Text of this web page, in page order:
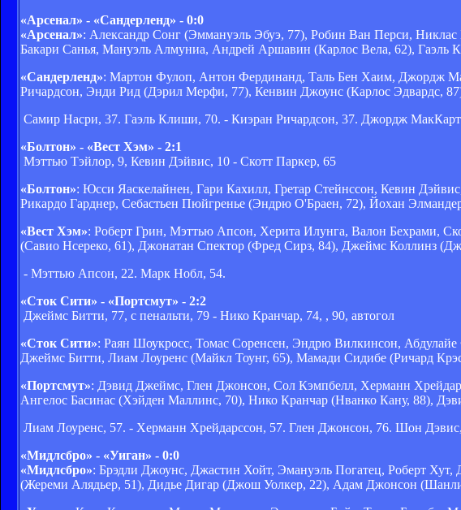
«Арсенал» - «Сандерленд» - 0:0
«Арсенал»: Александр Сонг (Эммануэль Эбуэ, 77), Робин Ван Перси,
Бакари Санья, Мануэль Алмуниа, Андрей Аршавин (Карлос Вела, 62), Гаэль
«Сандерленд»: Мартон Фулоп, Антон Фердинанд, Таль Бен Хаим, Джордж
Ричардсон, Энди Рид (Дэрил Мерфи, 77), Кенвин Джоунс (Карлос Эдвардс,
Самир Насри, 37. Гаэль Клиши, 70. - Киэран Ричардсон, 37. Джордж
«Болтон» - «Вест Хэм» - 2:1
Мэттью Тэйлор, 9, Кевин Дэйвис, 10 - Скотт Паркер, 65
«Болтон»: Юсси Яаскелайнен, Гари Кахилл, Гретар Стейнссон, Кевин
Рикардо Гарднер, Себастьен Пюйгренье (Эндрю О'Браен, 72), Йохан
«Вест Хэм»: Роберт Грин, Мэттью Апсон, Херита Илунга, Валон Бехрами,
(Савио Нсереко, 61), Джонатан Спектор (Фред Сирз, 84), Джеймс Коллинз
- Мэттью Апсон, 22. Марк Нобл, 54.
«Сток Сити» - «Портсмут» - 2:2
Джеймс Битти, 77, с пенальти, 79 - Нико Кранчар, 74, , 90, автогол
«Сток Сити»: Раян Шоукросс, Томас Соренсен, Эндрю Вилкинсон,
Джеймс Битти, Лиам Лоуренс (Майкл Тоунг, 65), Мамади Сидибе (Ричард
«Портсмут»: Дэвид Джеймс, Глен Джонсон, Сол Кэмпбелл, Херманн
Ангелос Басинас (Хэйден Маллинс, 70), Нико Кранчар (Нванко Кану, 88),
Лиам Лоуренс, 57. - Херманн Хрейдарссон, 57. Глен Джонсон, 76. Шон
«Мидлсбро» - «Уиган» - 0:0
«Мидлсбро»: Брэдли Джоунс, Джастин Хойт, Эмануэль Погатец, Роберт
(Жереми Алядьер, 51), Дидье Дигар (Джош Уолкер, 22), Адам Джонсон